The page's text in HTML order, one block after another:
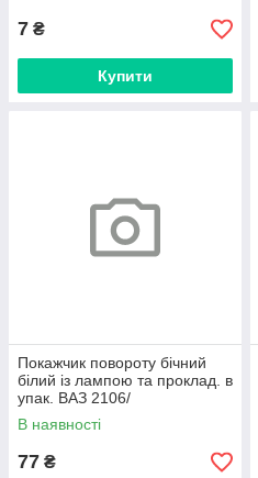
7 ₴
Купити
Покажчик повороту бічний
білий із лампою та проклад. в
упак. ВАЗ 2106/
повторювач/"Rekardo-Fortex"
(RF15681)
В наявності
77 ₴